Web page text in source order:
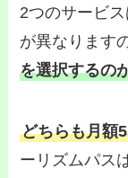
2つのサービ
が異なります
を選択するの
どちらも月額
ーリズムパス